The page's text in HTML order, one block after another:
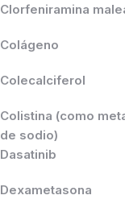
Clorfeniramina
Colágeno
Colecalciferol
Colistina (como
de sodio)
Dasatinib
Dexametasona